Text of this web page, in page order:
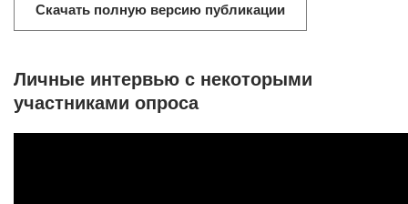
Скачать полную версию публикации
Личные интервью с некоторыми
участниками опроса